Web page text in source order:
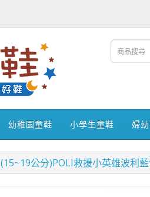
幼稚園童鞋 小學生童鞋 婦
(15~19公分)POLI救援小英雄波利